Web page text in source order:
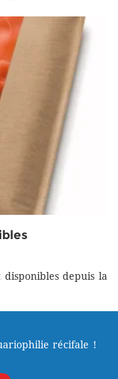
disponibles depuis la
récifale !